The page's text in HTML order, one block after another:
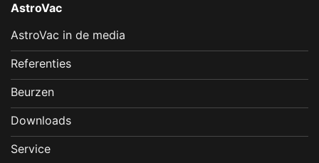
AstroVac
AstroVac in de media
Referenties
Beurzen
Downloads
Service